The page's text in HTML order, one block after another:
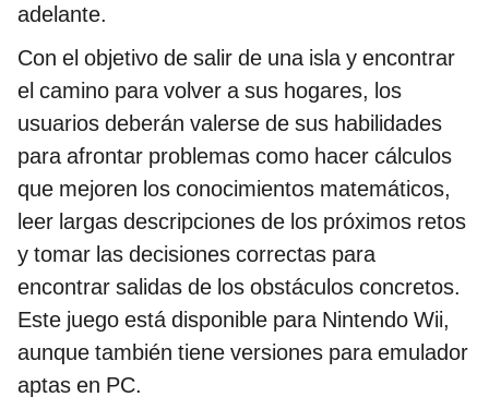
adelante.
Con el objetivo de salir de una isla y encontrar
el camino para volver a sus hogares, los
usuarios deberán valerse de sus habilidades
para afrontar problemas como hacer cálculos
que mejoren los conocimientos matemáticos,
leer largas descripciones de los próximos retos
y tomar las decisiones correctas para
encontrar salidas de los obstáculos concretos.
Este juego está disponible para Nintendo Wii,
aunque también tiene versiones para emulador
aptas en PC.